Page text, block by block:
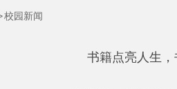
书籍点亮人生
校园新闻